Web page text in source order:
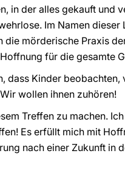
in der alles gekauft und
Im Namen dieser
die mörderische Praxis
für die gesamte
dass Kinder beobachten,
wollen ihnen zuhören!
Treffen zu machen.
Es erfüllt mich mit
nach einer Zukunft in